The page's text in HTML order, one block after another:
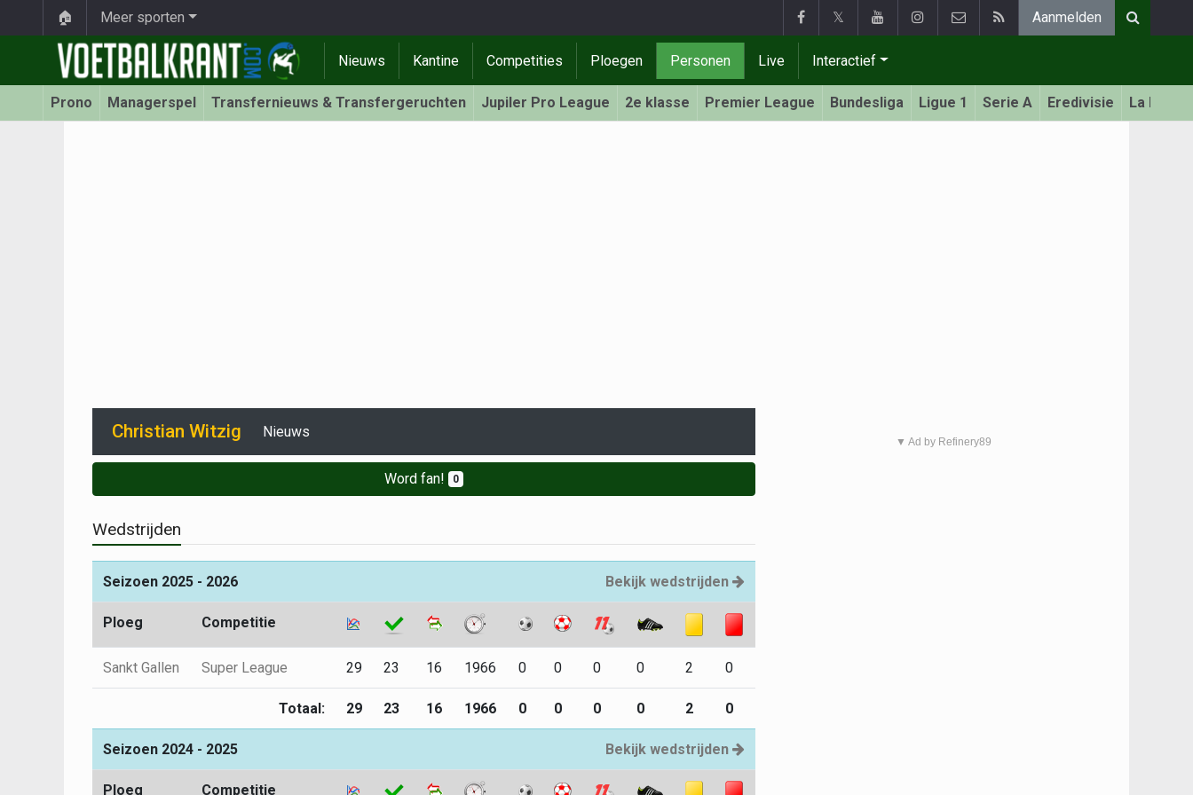
🏠 Meer sporten 𝕏 Aanmelden
Nieuws Kantine Competities Ploegen Personen Live Interactief
Prono Managerspel Transfernieuws & Transfergeruchten Jupiler Pro League 2e klasse Premier League Bundesliga Ligue 1 Serie A Eredivisie La Liga
Christian Witzig Nieuws
Word fan! 0
Wedstrijden
Seizoen 2025 - 2026 Bekijk wedstrijden
Ploeg Competitie
Sankt Gallen Super League 29 23 16 1966 0 0 0 0 2 0
Totaal: 29 23 16 1966 0 0 0 0 2 0
Seizoen 2024 - 2025 Bekijk wedstrijden
Ploeg Competitie
▼ Ad by Refinery89